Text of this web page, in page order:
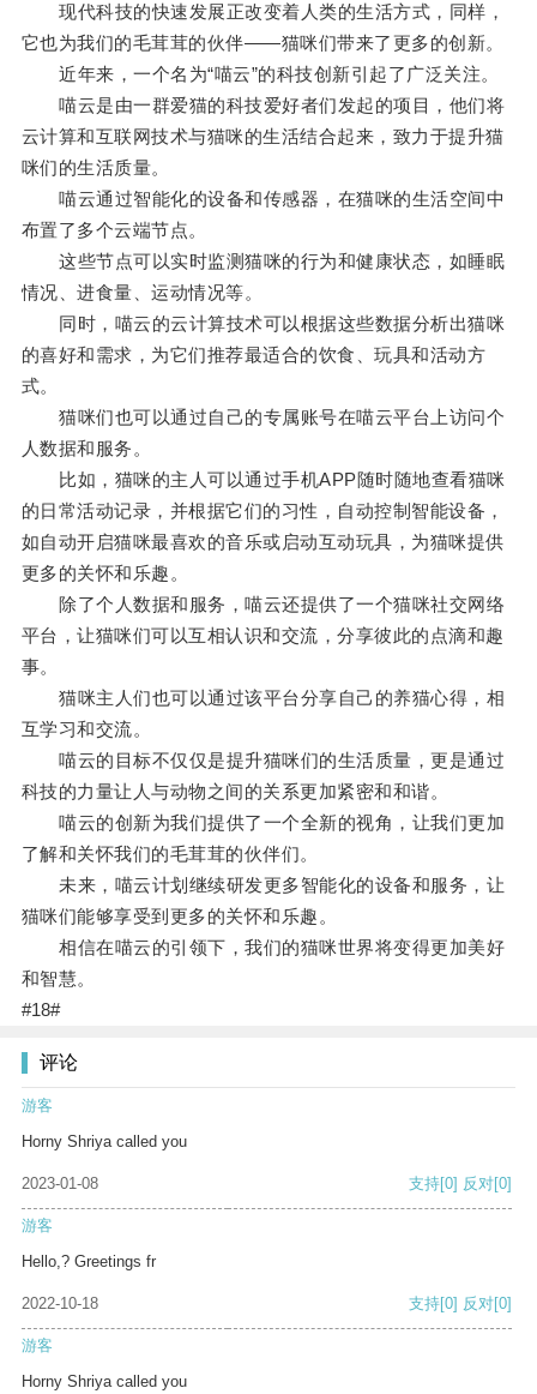
现代科技的快速发展正改变着人类的生活方式，同样，
它也为我们的毛茸茸的伙伴——猫咪们带来了更多的创新。
近年来，一个名为“喵云”的科技创新引起了广泛关注。
喵云是由一群爱猫的科技爱好者们发起的项目，他们将
云计算和互联网技术与猫咪的生活结合起来，致力于提升猫
咪们的生活质量。
喵云通过智能化的设备和传感器，在猫咪的生活空间中
布置了多个云端节点。
这些节点可以实时监测猫咪的行为和健康状态，如睡眠
情况、进食量、运动情况等。
同时，喵云的云计算技术可以根据这些数据分析出猫咪
的喜好和需求，为它们推荐最适合的饮食、玩具和活动方
式。
猫咪们也可以通过自己的专属账号在喵云平台上访问个
人数据和服务。
比如，猫咪的主人可以通过手机APP随时随地查看猫咪
的日常活动记录，并根据它们的习性，自动控制智能设备，
如自动开启猫咪最喜欢的音乐或启动互动玩具，为猫咪提供
更多的关怀和乐趣。
除了个人数据和服务，喵云还提供了一个猫咪社交网络
平台，让猫咪们可以互相认识和交流，分享彼此的点滴和趣
事。
猫咪主人们也可以通过该平台分享自己的养猫心得，相
互学习和交流。
喵云的目标不仅仅是提升猫咪们的生活质量，更是通过
科技的力量让人与动物之间的关系更加紧密和和谐。
喵云的创新为我们提供了一个全新的视角，让我们更加
了解和关怀我们的毛茸茸的伙伴们。
未来，喵云计划继续研发更多智能化的设备和服务，让
猫咪们能够享受到更多的关怀和乐趣。
相信在喵云的引领下，我们的猫咪世界将变得更加美好
和智慧。
#18#
评论
游客
Horny Shriya called you
2023-01-08 支持[0] 反对[0]
游客
Hello,? Greetings fr
2022-10-18 支持[0] 反对[0]
游客
Horny Shriya called you